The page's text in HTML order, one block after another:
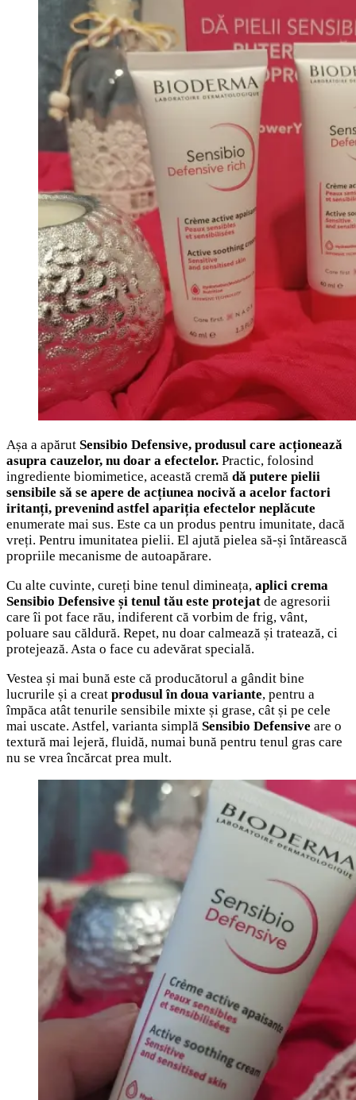
Așa a apărut Sensibio Defensive, produsul care acționează
asupra cauzelor, nu doar a efectelor. Practic, folosind
ingrediente biomimetice, această cremă dă putere pielii
sensibile să se apere de acțiunea nocivă a acelor factori
iritanți, prevenind astfel apariția efectelor neplăcute
enumerate mai sus. Este ca un produs pentru imunitate, dacă
vreți. Pentru imunitatea pielii. El ajută pielea să-și întărească
propriile mecanisme de autoapărare.
Cu alte cuvinte, cureți bine tenul dimineața, aplici crema
Sensibio Defensive și tenul tău este protejat de agresorii
care îi pot face rău, indiferent că vorbim de frig, vânt,
poluare sau căldură. Repet, nu doar calmează și tratează, ci
protejează. Asta o face cu adevărat specială.
Vestea și mai bună este că producătorul a gândit bine
lucrurile și a creat produsul în doua variante, pentru a
împăca atât tenurile sensibile mixte și grase, cât și pe cele
mai uscate. Astfel, varianta simplă Sensibio Defensive are o
textură mai lejeră, fluidă, numai bună pentru tenul gras care
nu se vrea încărcat prea mult.